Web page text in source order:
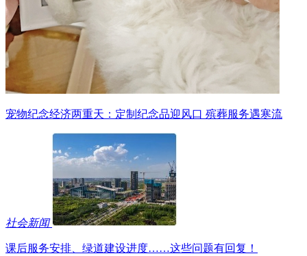
宠物纪念经济两重天：定制纪念品迎风口 殡葬服务遇寒流
社会新闻
课后服务安排、绿道建设进度……这些问题有回复！